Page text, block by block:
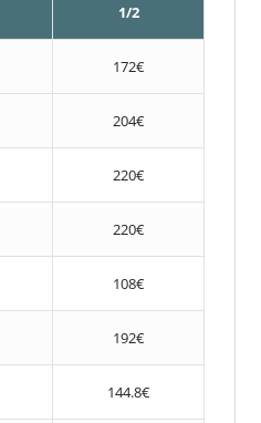
1/2
172€
204€
220€
220€
108€
192€
144.8€